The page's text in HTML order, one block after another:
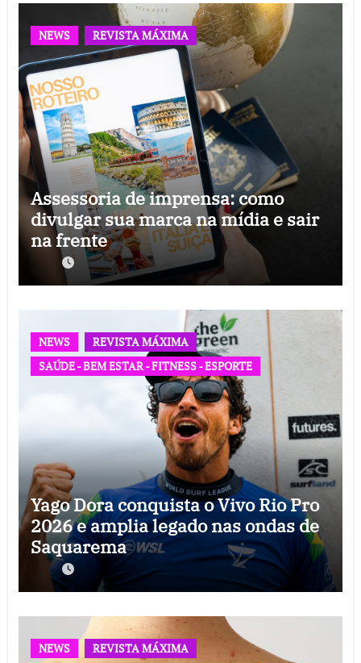
NEWS REVISTA MÁXIMA
Assessoria de imprensa: como
divulgar sua marca na mídia e sair
na frente
NEWS
REVISTA MÁXIMA
SAÚDE - BEM ESTAR - FITNESS - ESPORTE
Yago Dora conquista o Vivo Rio Pro
2026 e amplia legado nas ondas de
Saquarema
NEWS
REVISTA MÁXIMA